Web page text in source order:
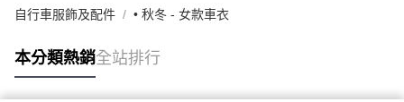
自行車服飾及配件 • 秋冬 - 女款車衣
本分類熱銷全站排行